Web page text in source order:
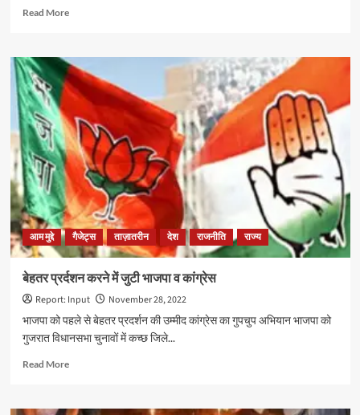
Read MoreRead
ऐश्वर्या
राय
के
कपड़े
क्यों
याद
आ
गए
राहुल
गांधी
को
आम मुद्दे गैजेट्स ताज़ातरीन देश राजनीति राज्य
बेहतर प्रर्दशन करने में जुटी भाजपा व कांग्रेस
Report: Input
November 28, 2022
भाजपा को पहले से बेहतर प्रदर्शन की उम्मीद कांग्रेस का गुपचुप अभियान भाजपा को
गुजरात विधानसभा चुनावों में कच्छ जिले...
Read MoreRead
बेहतर